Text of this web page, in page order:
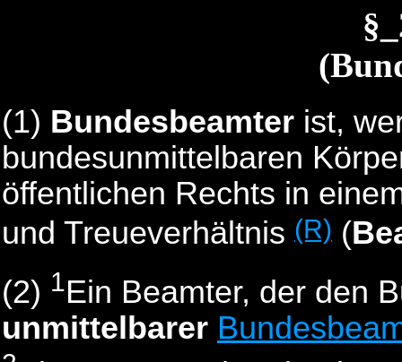
(1) Bundesbeamter ist,
bundesunmittelbaren
öffentlichen Rechts in
und Treueverhältnis (R) (
(2) 1Ein Beamter, der den
unmittelbarer